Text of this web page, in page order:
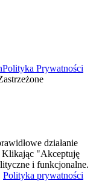
Polityka Prywatności
działanie
Klikając "Akceptuję
i funkcjonalne.
Polityka prywatności